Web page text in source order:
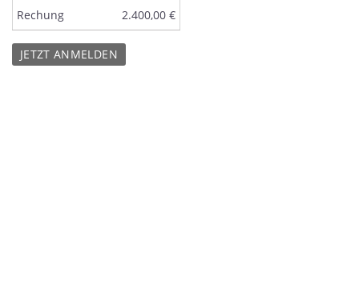
Rechung
2.400,00 €
JETZT ANMELDEN